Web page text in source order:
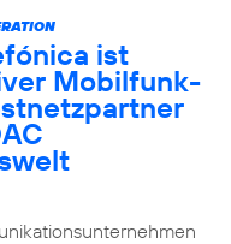
ist
Mobilfunk-